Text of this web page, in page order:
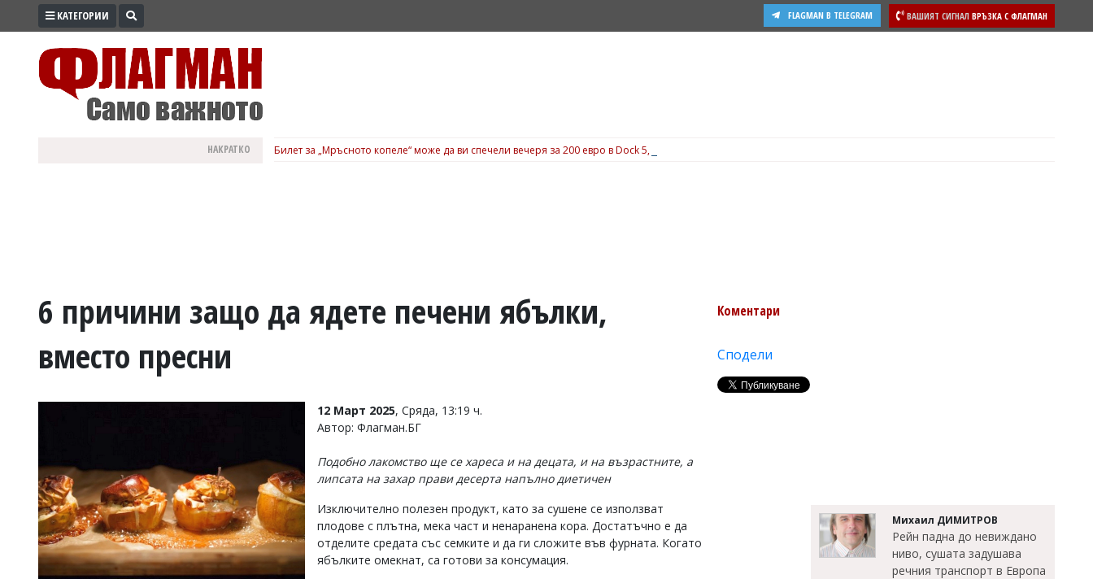
ПРОМО
ВОЙНАТА
УКРАЙНА
Управители:
Веселин
Василев,
v.vasilev@flagman.bg
КАТЕГОРИИ ВАШИЯТ СИГНАЛ ВРЪЗКА С ФЛАГМАН
FLAGMAN В TELEGRAM
НАКРАТКО Билет за „Мръсното копеле“ може да ви спечели вечеря за 200 евро в Dock 5, вижте подробности
6 причини защо да ядете печени ябълки,
вместо пресни
12 Март 2025, Сряда, 13:19 ч.
Автор: Флагман.БГ
Подобно лакомство ще се хареса и на децата, и на възрастните, а
липсата на захар прави десерта напълно диетичен
Изключително полезен продукт, като за сушене се използват
плодове с плътна, мека част и ненаранена кора. Достатъчно е да
отделите средата със семките и да ги сложите във фурната. Когато
ябълките омекнат, са готови за консумация.
Коментари
Сподели
Михаил ДИМИТРОВ
Рейн падна до невиждано
ниво, сушата задушава
речния транспорт в Европа